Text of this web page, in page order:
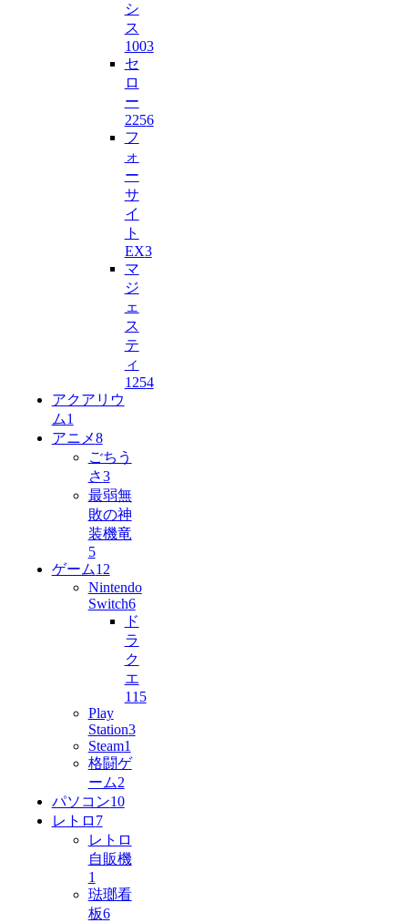
シ
ス
1003
セ
ロ
ー
2256
フ
ォ
ー
サ
イ
ト
EX3
マ
ジ
ェ
ス
テ
ィ
1254
アクアリウ
ム1
アニメ8
ごちう
さ3
最弱無
敗の神
装機竜
5
ゲーム12
Nintendo
Switch6
ド
ラ
ク
エ
11 5
Play
Station3
Steam1
格闘ゲ
ーム2
パソコン10
レトロ 7
レトロ
自販機
1
琺瑯看
板6